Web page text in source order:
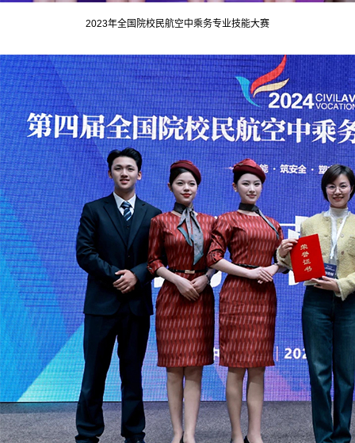
2023年全国院校民航空中乘务专业技能大赛